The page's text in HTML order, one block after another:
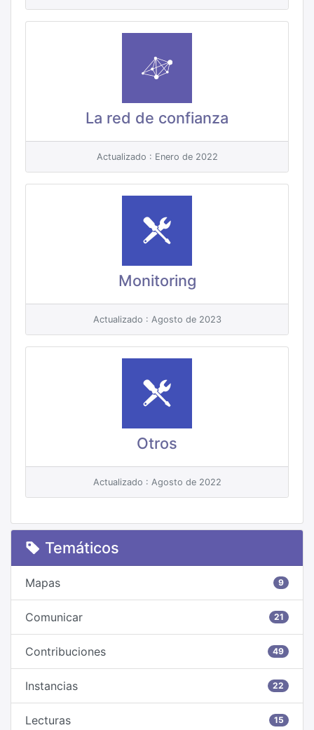
La red de confianza
Actualizado : Enero de 2022
Monitoring
Actualizado : Agosto de 2023
Otros
Actualizado : Agosto de 2022
Temáticos
Mapas 9
Comunicar 21
Contribuciones 49
Instancias 22
Lecturas 15